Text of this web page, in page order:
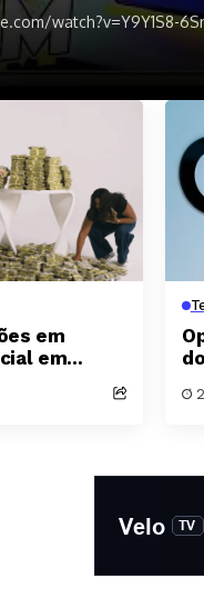
watch?v=Y9Y1S8-
em
em